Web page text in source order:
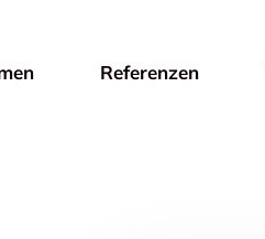
Referenzen